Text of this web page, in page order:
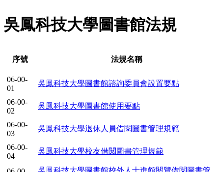
吳鳳科技大學圖書館法規
序號 法規名稱
06-00-
01
吳鳳科技大學圖書館諮詢委員會設置要點
06-00-
02
吳鳳科技大學圖書館使用要點
06-00-
03
吳鳳科技大學退休人員借閱圖書管理規範
06-00-
04
吳鳳科技大學校友借閱圖書管理規範
吳鳳科技大學圖書館校外人士進館閱覽借閱圖書管